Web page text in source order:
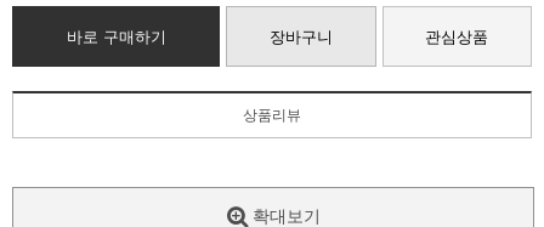
바로 구매하기 장바구니 관심상품
상품리뷰
확대보기